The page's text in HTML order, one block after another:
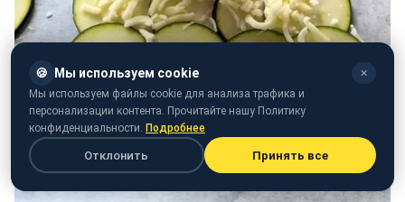
🍪 Мы используем cookie ✕
Мы используем файлы cookie для анализа трафика и
персонализации контента. Прочитайте нашу Политику
конфиденциальности. Подробнее
Отклонить Принять все